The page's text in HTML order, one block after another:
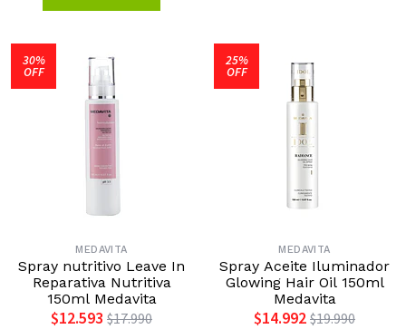
30%
OFF
MEDAVITA
Spray nutritivo Leave In
Reparativa Nutritiva
150ml Medavita
$12.593 $17.990
25%
OFF
MEDAVITA
Spray Aceite Iluminador
Glowing Hair Oil 150ml
Medavita
$14.992 $19.990